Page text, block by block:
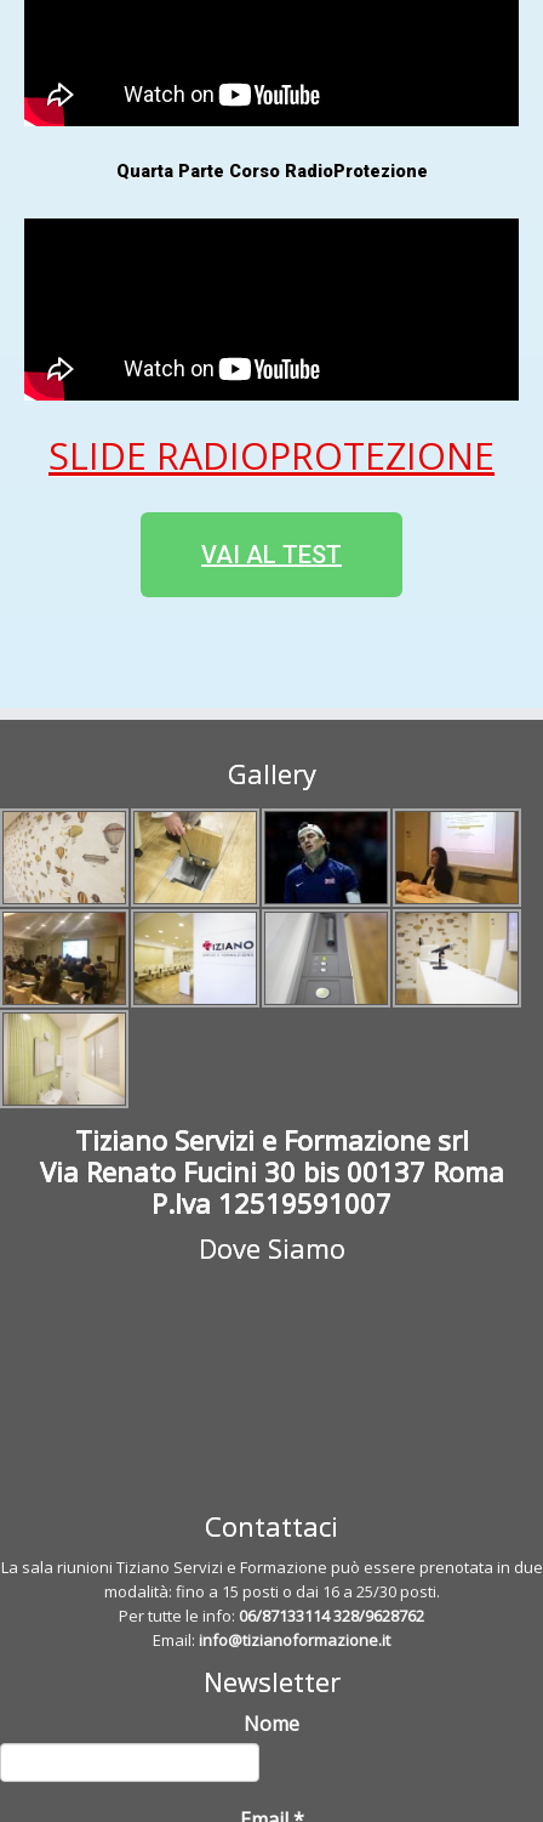
Quarta Parte Corso RadioProtezione
SLIDE RADIOPROTEZIONE
VAI AL TEST
Gallery
Tiziano Servizi e Formazione srl
Via Renato Fucini 30 bis 00137 Roma
P.Iva 12519591007
Dove Siamo
Contattaci
La sala riunioni Tiziano Servizi e Formazione può essere prenotata in due
modalità: fino a 15 posti o dai 16 a 25/30 posti.
Per tutte le info: 06/87133114328/9628762
Email: info@tizianoformazione.it
Newsletter
Nome